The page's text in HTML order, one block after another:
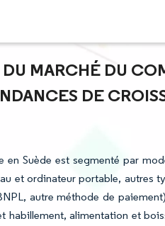
MARCHÉ DU
DE
Suède est segmenté par
et ordinateur portable, autres
autre méthode de
alimentation et